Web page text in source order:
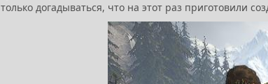
только догадываться, что на этот раз приготовили